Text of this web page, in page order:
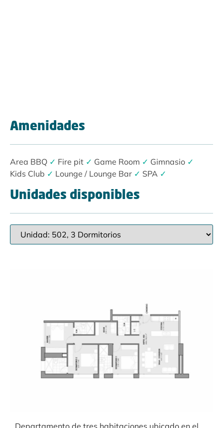
Amenidades
Area BBQ ✓ Fire pit ✓ Game Room ✓ Gimnasio ✓
Kids Club ✓ Lounge / Lounge Bar ✓ SPA ✓
Unidades disponibles